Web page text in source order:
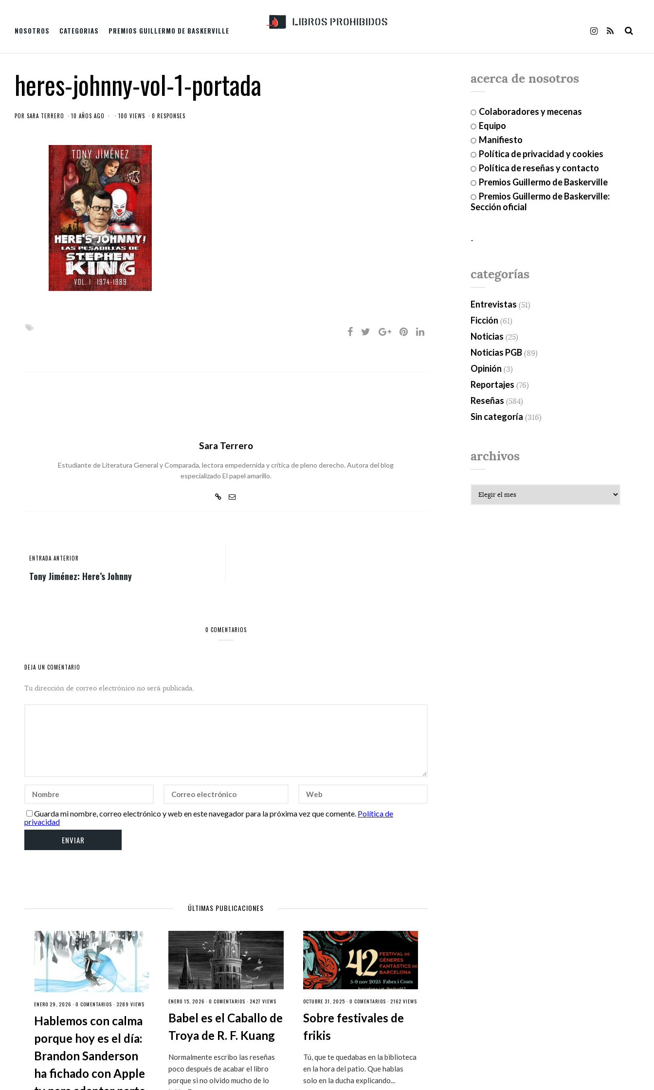
NOSOTROS CATEGORIAS PREMIOS GUILLERMO DE BASKERVILLE
heres-johnny-vol-1-portada
POR SARA TERRERO 10 AÑOS AGO 100 VIEWS 0 RESPONSES
Sara Terrero
Estudiante de Literatura General y Comparada, lectora empedernida y crítica de pleno derecho. Autora del blog
especializado El papel amarillo.
ENTRADA ANTERIOR
Tony Jiménez: Here’s Johnny
0 COMENTARIOS
DEJA UN COMENTARIO
Tu dirección de correo electrónico no será publicada.
Guarda mi nombre, correo electrónico y web en este navegador para la próxima vez que comente. Política de
privacidad
ÚLTIMAS PUBLICACIONES
ENERO 29, 2026 · 0 COMENTARIOS · 3289 VIEWS
Hablemos con calma
porque hoy es el día:
Brandon Sanderson
ha fichado con Apple
ENERO 15, 2026 ·0 COMENTARIOS · 2427 VIEWS
Babel es el Caballo de
Troya de R. F. Kuang
Normalmente escribo las reseñas
poco después de acabar el libro
porque si no olvido mucho de lo
OCTUBRE 31, 2025 · 0 COMENTARIOS · 2162 VIEWS
Sobre festivales de
frikis
Tú, que te quedabas en la biblioteca
en la hora del patio. Que hablas
solo en la ducha explicando...
acerca de nosotros
Colaboradores y mecenas
Equipo
Manifiesto
Política de privacidad y cookies
Política de reseñas y contacto
Premios Guillermo de Baskerville
Premios Guillermo de Baskerville:
Sección oficial
-
categorías
Entrevistas (51)
Ficción (61)
Noticias (25)
Noticias PGB (89)
Opinión (3)
Reportajes (76)
Reseñas (584)
Sin categoría (316)
archivos